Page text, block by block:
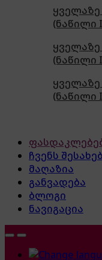
(ნაწილი
(ნაწილი
(ნაწილი
ჩვენს შესახებ
მაღაზია
განვადება
ბლოგი
ნავიგაცია